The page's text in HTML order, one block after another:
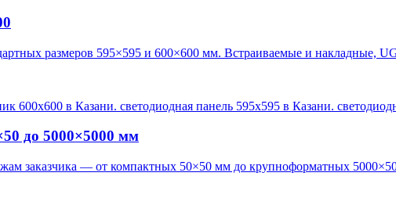
размеров 595×595 и 600×600 мм. Встраиваемые и накладные,
600х600 в Казани. светодиодная панель 595х595 в Казани.
до 5000×5000 мм
заказчика — от компактных 50×50 мм до крупноформатных